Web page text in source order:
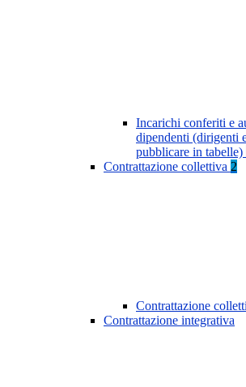
Incarichi conferiti e
dipendenti (dirigenti
pubblicare in tabelle)
Contrattazione collettiva 2
Contrattazione
Contrattazione integrativa